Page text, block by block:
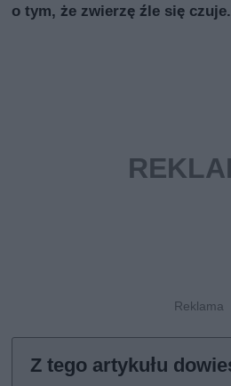
o tym, że zwierzę źle się czuje.